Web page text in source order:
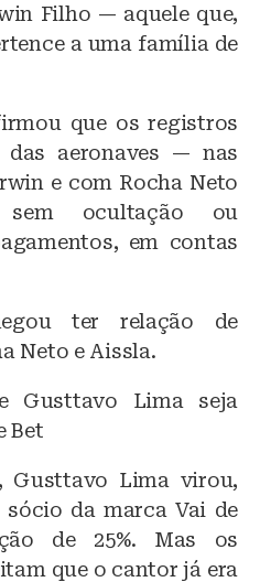
Filho — aquele que,
a uma família de
que os registros
aeronaves — nas
e com Rocha Neto
ocultação ou
em contas
ter relação de
Neto e Aissla.
Gusttavo Lima seja
Bet
Gusttavo Lima virou,
da marca Vai de
de 25%. Mas os
que o cantor já era